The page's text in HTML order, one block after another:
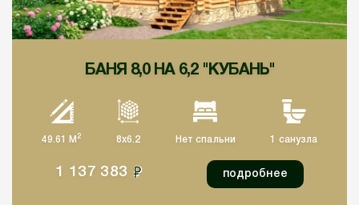
БАНЯ 8,0 НА 6,2 "КУБАНЬ"
49.61 М2 8x6.2 Нет спальни 1 санузла
1 137 383 подробнее